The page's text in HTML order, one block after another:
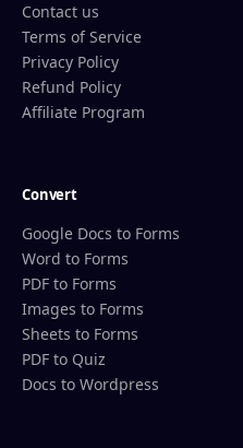
Contact us
Terms of Service
Privacy Policy
Refund Policy
Affiliate Program
Convert
Google Docs to Forms
Word to Forms
PDF to Forms
Images to Forms
Sheets to Forms
PDF to Quiz
Docs to Wordpress